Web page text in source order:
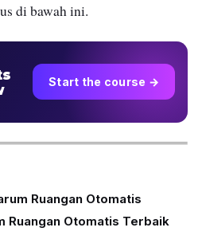
di bawah ini.
Start the course →
Ruangan Otomatis
Ruangan Otomatis Terbaik